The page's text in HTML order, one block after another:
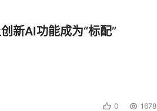
新AI功能成为“标配”
0 1678